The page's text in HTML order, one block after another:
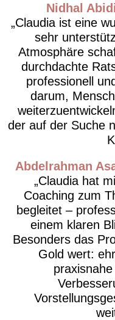
Nidhal Abidi
Claudia ist eine
sehr
Atmosphäre
durchdachte
professionell
darum,
der auf der Suche
Abdelrahman
Claudia hat
Coaching zum
begleitet –
einem klaren
Besonders das
Gold wert: